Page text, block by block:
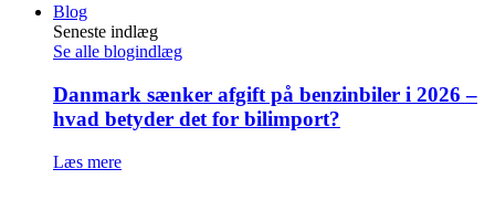
Blog
Seneste indlæg
Se alle blogindlæg
Danmark sænker afgift på benzinbiler i 2026 –
hvad betyder det for bilimport?
Læs mere